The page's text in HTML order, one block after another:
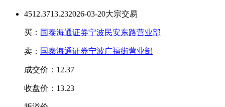
4512.3713.232026-03-20大宗交易
买： 国泰海通证券宁波民安东路营业部
卖： 国泰海通证券宁波广福街营业部
成交价：12.37
收盘价：13.23